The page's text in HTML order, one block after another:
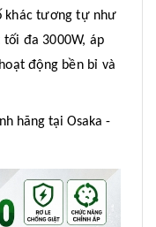
khác tương tự như
đa 3000W, áp
động bền bỉ và
hãng tại Osaka -